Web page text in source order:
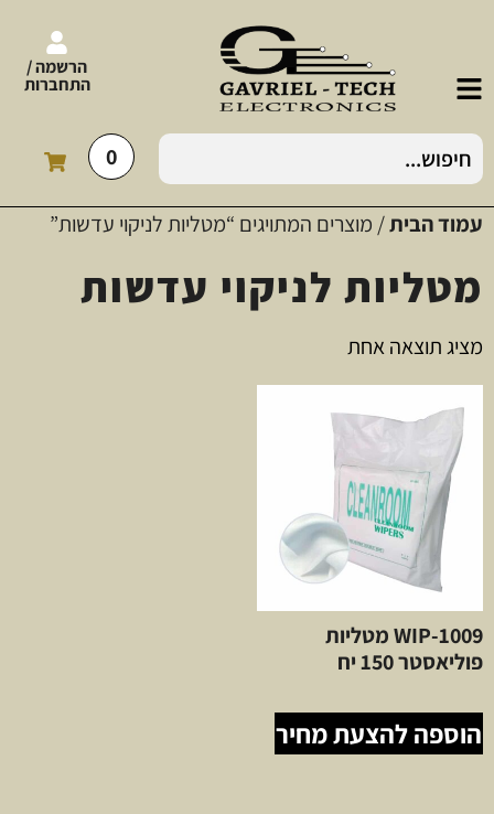
הרשמה /
התחברות
0
עמוד הבית/ מוצרים המתויגים “מטליות לניקוי עדשות”
מטליות לניקוי עדשות
מציג תוצאה אחת
WIP-1009 מטליות
פוליאסטר 150 יח
הוספה להצעת מחיר